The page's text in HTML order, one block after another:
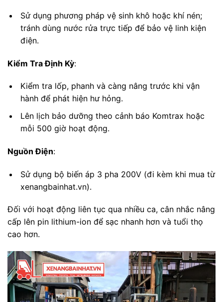
Sử dụng phương pháp vệ sinh khô hoặc khí nén;
tránh dùng nước rửa trực tiếp để bảo vệ linh kiện
điện.
Kiểm Tra Định Kỳ:
Kiểm tra lốp, phanh và càng nâng trước khi vận
hành để phát hiện hư hỏng.
Lên lịch bảo dưỡng theo cảnh báo Komtrax hoặc
mỗi 500 giờ hoạt động.
Nguồn Điện:
Sử dụng bộ biến áp 3 pha 200V (đi kèm khi mua từ
xenangbainhat.vn).
Đối với hoạt động liên tục qua nhiều ca, cân nhắc nâng
cấp lên pin lithium-ion để sạc nhanh hơn và tuổi thọ
cao hơn.